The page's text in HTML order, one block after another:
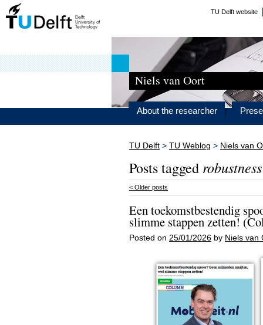
TU Delft website
Niels van Oort
About the researcher
TU Delft > TU Weblog > Niels van
Posts tagged robustness
< Older posts
Een toekomstbestendig
slimme stappen zetten!
Posted on 25/01/2026 by Niels van